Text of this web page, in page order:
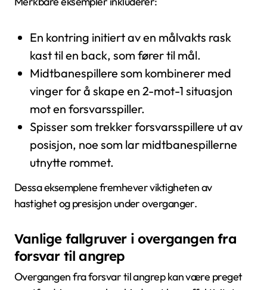
En kontring initiert av en målvakts rask
kast til en back, som fører til mål.
Midtbanespillere som kombinerer med
vinger for å skape en 2-mot-1 situasjon
mot en forsvarsspiller.
Spisser som trekker forsvarsspillere ut av
posisjon, noe som lar midtbanespillerne
utnytte rommet.
Dessa eksemplene fremhever viktigheten av
hastighet og presisjon under overganger.
Vanlige fallgruver i overgangen fra
forsvar til angrep
Overgangen fra forsvar til angrep kan være preget